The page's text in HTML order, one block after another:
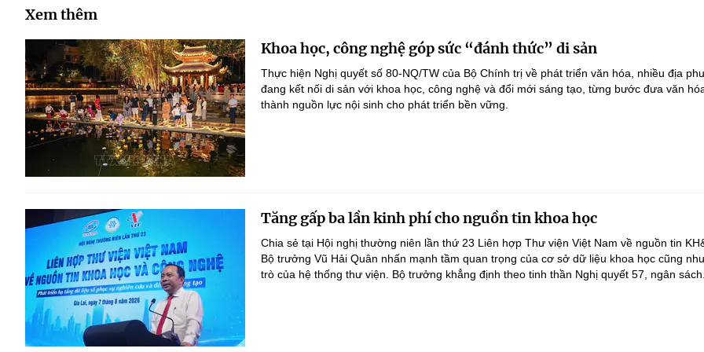
Xem thêm
Khoa học, công nghệ góp sức “đánh thức” di sản
Thực hiện Nghị quyết số 80-NQ/TW của Bộ Chính trị về phát triển văn hóa, nhiều địa
đang kết nối di sản với khoa học, công nghệ và đổi mới sáng tạo, từng bước đưa văn
thành nguồn lực nội sinh cho phát triển bền vững.
Tăng gấp ba lần kinh phí cho nguồn tin khoa học
Chia sẻ tại Hội nghị thường niên lần thứ 23 Liên hợp Thư viện Việt Nam về nguồn tin
Bộ trưởng Vũ Hải Quân nhấn mạnh tầm quan trọng của cơ sở dữ liệu khoa học cũng
trò của hệ thống thư viện. Bộ trưởng khẳng định theo tinh thần Nghị quyết 57, ngân